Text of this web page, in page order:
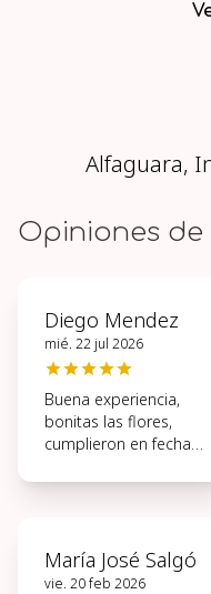
Alfaguara,
Opiniones
Diego Mendez
mié. 22 jul 2026
Buena experiencia,
bonitas las flores,
cumplieron en fecha y
María José Salgó
vie. 20 feb 2026